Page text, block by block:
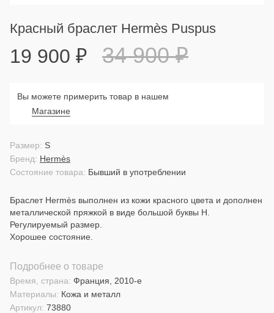
Красный браслет Hermès Puspus
19 900 ₽ 34 900₽
Вы можете примерить товар в нашем
Магазине
Состояние товара: Бывший в употреблении
Бренд: Hermès
Размер: S
Браслет Hermès выполнен из кожи красного цвета и дополнен
металлической пряжкой в виде большой буквы H.
Регулируемый размер.
Хорошее состояние.
Подробнее о товаре
Материалы: Кожа и металл
Время, страна: Франция, 2010-е
Артикул: 73880